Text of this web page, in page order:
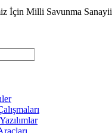
İçin Milli Savunma Sanayii